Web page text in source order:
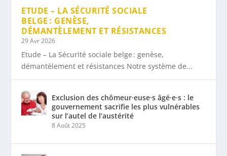
ETUDE – LA SÉCURITÉ SOCIALE
BELGE : GENÈSE,
DÉMANTÈLEMENT ET RÉSISTANCES
29 Avr 2026
Etude – La Sécurité sociale belge : genèse,
démantèlement et résistances Notre système de...
Exclusion des chômeur·euse·s âgé·e·s : le
gouvernement sacrifie les plus vulnérables
sur l’autel de l’austérité
8 Août 2025